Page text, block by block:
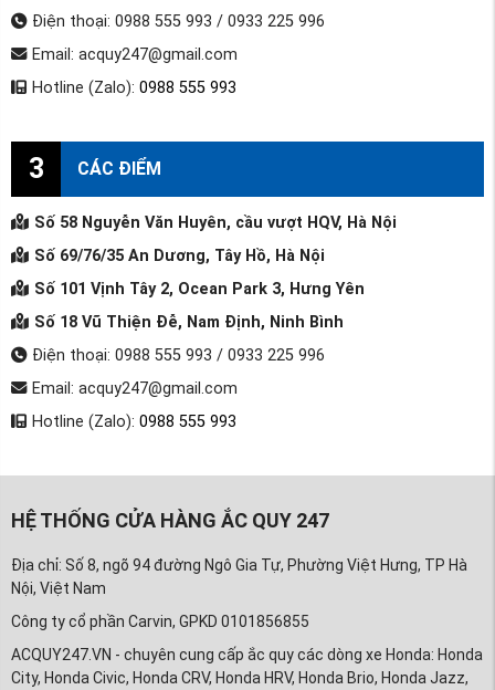
Điện thoại: 0988 555 993 / 0933 225 996
Email: acquy247@gmail.com
Hotline (Zalo): 0988 555 993
3 CÁC ĐIỂM
Số 58 Nguyễn Văn Huyên, cầu vượt HQV, Hà Nội
Số 69/76/35 An Dương, Tây Hồ, Hà Nội
Số 101 Vịnh Tây 2, Ocean Park 3, Hưng Yên
Số 18 Vũ Thiện Đễ, Nam Định, Ninh Bình
Điện thoại: 0988 555 993 / 0933 225 996
Email: acquy247@gmail.com
Hotline (Zalo): 0988 555 993
HỆ THỐNG CỬA HÀNG ẮC QUY 247
Địa chỉ: Số 8, ngõ 94 đường Ngô Gia Tự, Phường Việt Hưng, TP Hà
Nội, Việt Nam
Công ty cổ phần Carvin, GPKD 0101856855
ACQUY247.VN - chuyên cung cấp ắc quy các dòng xe Honda: Honda
City, Honda Civic, Honda CRV, Honda HRV, Honda Brio, Honda Jazz,